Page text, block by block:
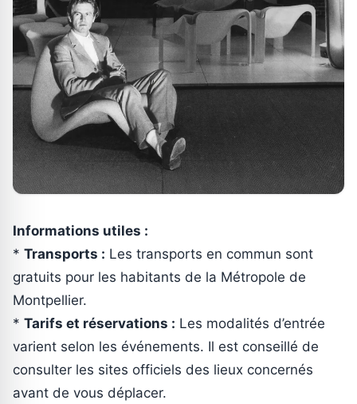
Informations utiles :
* Transports : Les transports en commun sont
gratuits pour les habitants de la Métropole de
Montpellier.
* Tarifs et réservations : Les modalités d’entrée
varient selon les événements. Il est conseillé de
consulter les sites officiels des lieux concernés
avant de vous déplacer.